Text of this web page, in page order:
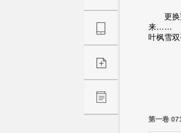
更换完
来…… 她
叶枫雪
第一卷